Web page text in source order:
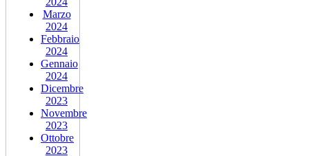
Marzo
2024
Febbraio
2024
Gennaio
2024
Dicembre
2023
Novembre
2023
Ottobre
2023